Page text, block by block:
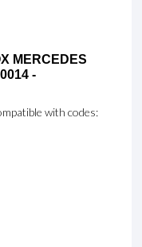
MERCEDES
-
with codes: